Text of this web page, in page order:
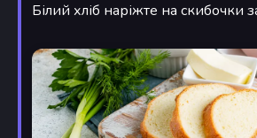
Білий хліб наріжте на скибочки